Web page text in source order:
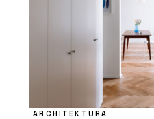
ARCHITEKTURA